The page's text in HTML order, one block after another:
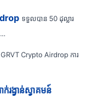
ទទួលបាន 50 ដុល្លារ
GRVT Crypto Airdrop ការ
ង្វាន់ស្វាគមន៍